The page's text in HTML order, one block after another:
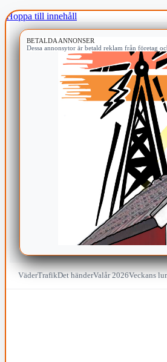
Hoppa till innehåll
BETALDA ANNONSER
Dessa annonsytor är betald reklam från företag
VäderTrafikDet händerValår 2026Veckans